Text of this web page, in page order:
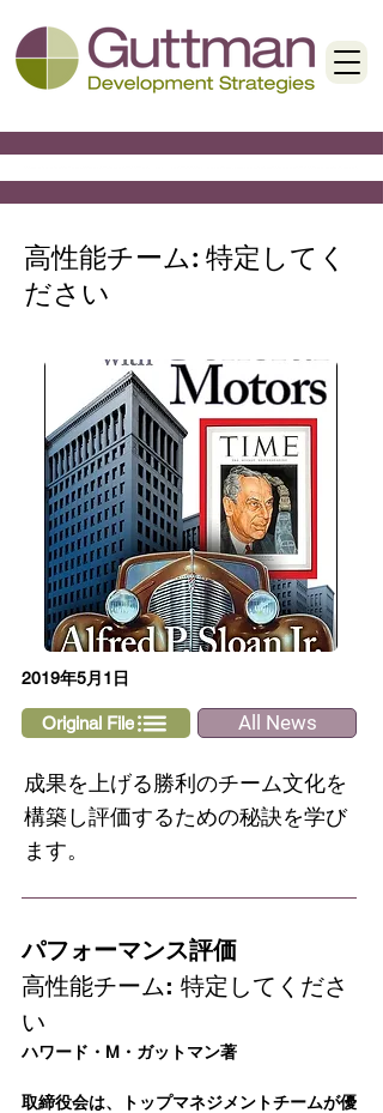
高性能チーム: 特定してく
ださい
2019年5月1日
Original File All News
成果を上げる勝利のチーム文化を
構築し評価するための秘訣を学び
ます。
パフォーマンス評価
高性能チーム: 特定してくださ
い
ハワード・M・ガットマン著
取締役会は、トップマネジメントチームが優